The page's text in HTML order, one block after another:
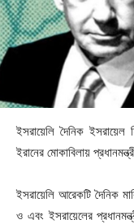
ইসরায়েলি দৈনিক ইসরায়েল
ইরানের মোকাবিলায়
ইসরায়েলি আরেকটি দৈনিক
ও এবং ইসরায়েলের